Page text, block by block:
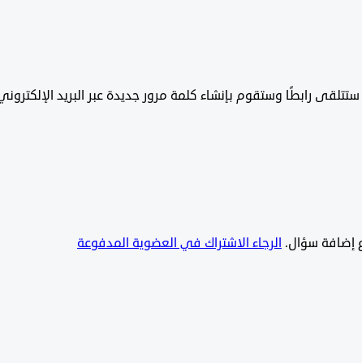
رابطًا وستقوم بإنشاء كلمة مرور جديدة عبر البريد
إضافة سؤال. الرجاء الاشتراك في العضوية المدفوعة